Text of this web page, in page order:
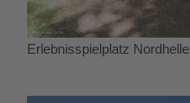
Erlebnisspielplatz Nordhelle